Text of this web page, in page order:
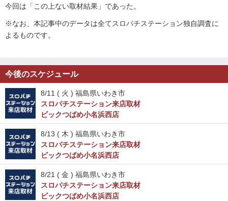
今回は「この上ない取材結果」であった。
※なお、本記事中のデータは全てスロパチステーション独自調査に
よるものです。
今後のスケジュール
8/11 ( 火 ) 福島県いわき市
スロパチステーション来店取材
ビックつばめ小名浜西店
8/13 ( 木 ) 福島県いわき市
スロパチステーション来店取材
ビックつばめ小名浜西店
8/21 ( 金 ) 福島県いわき市
スロパチステーション来店取材
ビックつばめ小名浜西店